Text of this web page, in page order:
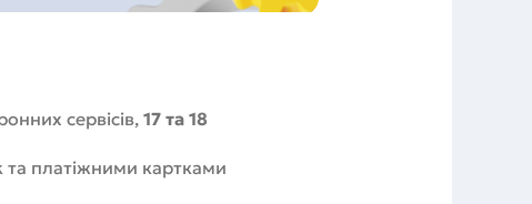
сервісів, 17 та 18
платіжними картками